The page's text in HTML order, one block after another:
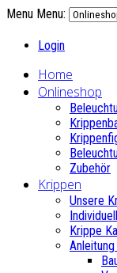
Menu Menu:
Login
Home
Onlineshop
Zubehör
Krippen
Unsere
Krippe